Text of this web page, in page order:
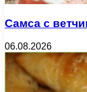
Самса с
06.08.2026